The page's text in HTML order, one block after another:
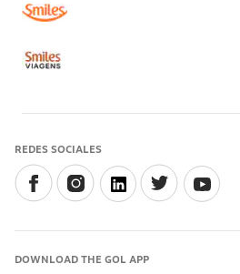
REDES SOCIALES
DOWNLOAD THE GOL APP